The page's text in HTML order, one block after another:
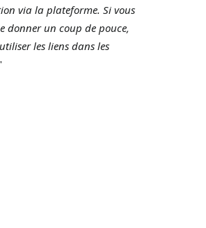
via la plateforme. Si vous
donner un coup de pouce,
les liens dans les